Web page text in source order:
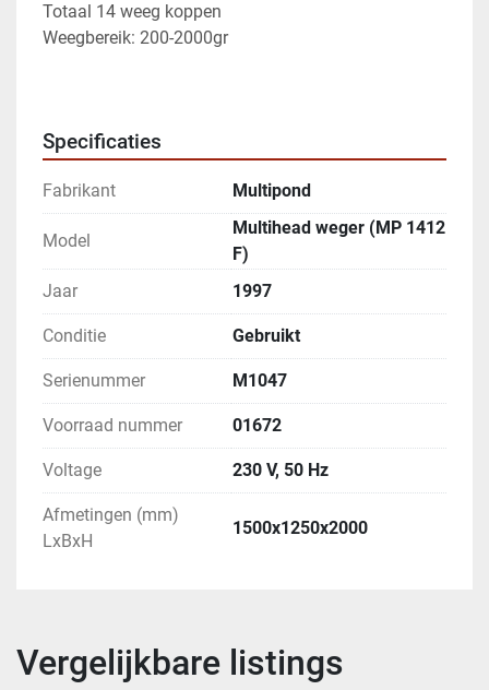
Totaal 14 weeg koppen
Weegbereik: 200-2000gr
Specificaties
Fabrikant Multipond
Model
Multihead weger (MP 1412
F)
Jaar
1997
Conditie Gebruikt
Serienummer M1047
Voorraad nummer 01672
Voltage 230 V, 50 Hz
Afmetingen (mm)
LxBxH
1500x1250x2000
Vergelijkbare listings